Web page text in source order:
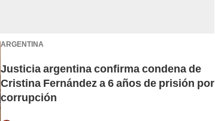
ARGENTINA
Justicia argentina confirma condena de
Cristina Fernández a 6 años de prisión por
corrupción